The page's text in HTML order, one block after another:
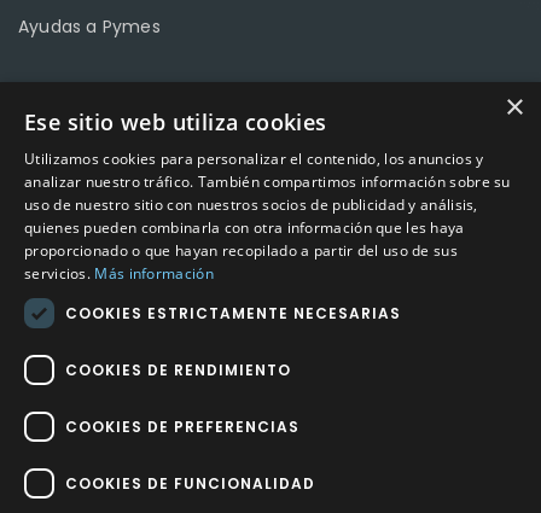
Ayudas a Pymes
CONTACTO
Calle Méndez Núñez nº3 – Fuente Palmera 14120 Córdoba
Teléfono957 04 96 57
Emailinfo@factory-sport.es
HORARIO COMERCIAL
Lunes a viernes
10:00 a 14:00 / 18:00 a 21:00
×
Ese sitio web utiliza cookies
Utilizamos cookies para personalizar el contenido, los anuncios y
analizar nuestro tráfico. También compartimos información sobre su
uso de nuestro sitio con nuestros socios de publicidad y análisis,
quienes pueden combinarla con otra información que les haya
proporcionado o que hayan recopilado a partir del uso de sus
servicios. Más información
COOKIES ESTRICTAMENTE NECESARIAS
COOKIES DE RENDIMIENTO
COOKIES DE PREFERENCIAS
COOKIES DE FUNCIONALIDAD